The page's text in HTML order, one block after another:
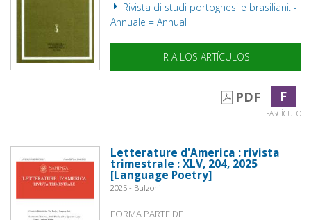
Rivista di studi portoghesi e brasiliani. -
Annuale = Annual
IR A LOS ARTÍCULOS
PDF F
FASCÍCULO
Letterature d'America : rivista
trimestrale : XLV, 204, 2025
[Language Poetry]
2025 - Bulzoni
FORMA PARTE DE